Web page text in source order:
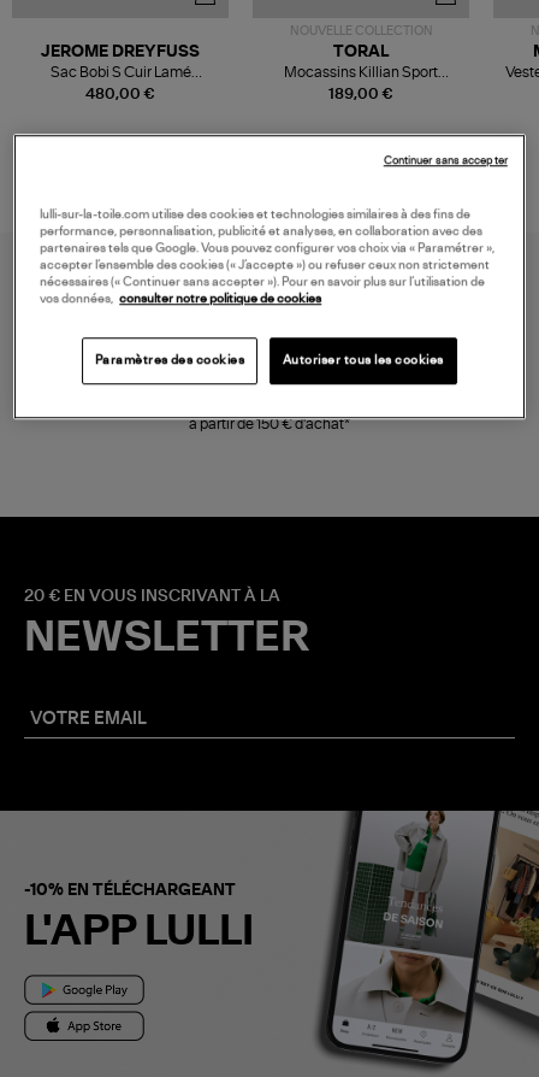
480,00 €
JEROME DREYFUSS
Sac Bobi S Cuir Lamé
Champagne
NOUVELLE COLLECTION
189,00 €
TORAL
Mocassins Killian Sport
Mousse
à partir de 150 € d'achat*
20 € EN VOUS INSCRIVANT À LA
NEWSLETTER
-10% EN TÉLÉCHARGEANT
L'APP LULLI
lulli-sur-la-toile.com utilise des cookies et technologies similaires à des fins de
performance, personnalisation, publicité et analyses, en collaboration avec des
partenaires tels que Google. Vous pouvez configurer vos choix via « Paramétrer »,
accepter l’ensemble des cookies (« J’accepte ») ou refuser ceux non strictement
nécessaires (« Continuer sans accepter »). Pour en savoir plus sur l’utilisation de
vos données, consulter notre politique de cookies
Paramètres des cookies Autoriser tous les cookies
Continuer sans accepter